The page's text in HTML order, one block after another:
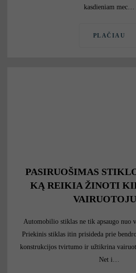
kasdieniam mec…
PLAČIAU
PASIRUOŠIMAS
KĄ REIKIA ŽINOTI
Automobilio stiklas ne tik apsaugo nuo
Priekinis stiklas itin prisideda prie
konstrukcijos tvirtumo ir užtikrina
Net i…